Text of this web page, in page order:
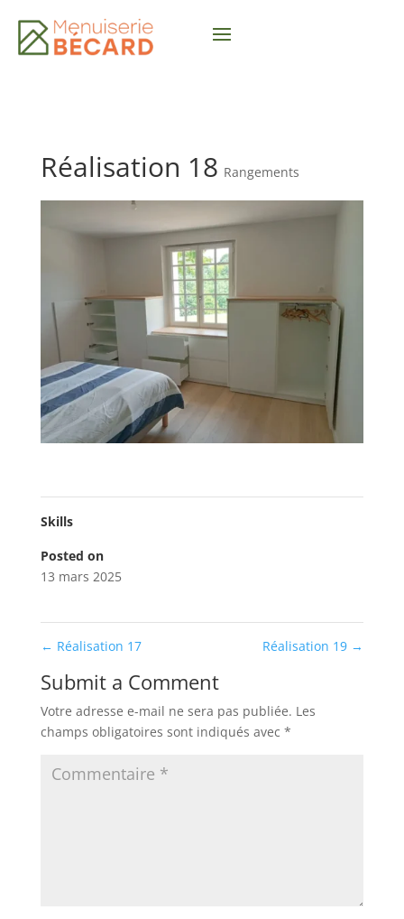
Réalisation 18 Rangements
Skills
Posted on
13 mars 2025
← Réalisation 17 Réalisation 19 →
Submit a Comment
Votre adresse e-mail ne sera pas publiée. Les
champs obligatoires sont indiqués avec *